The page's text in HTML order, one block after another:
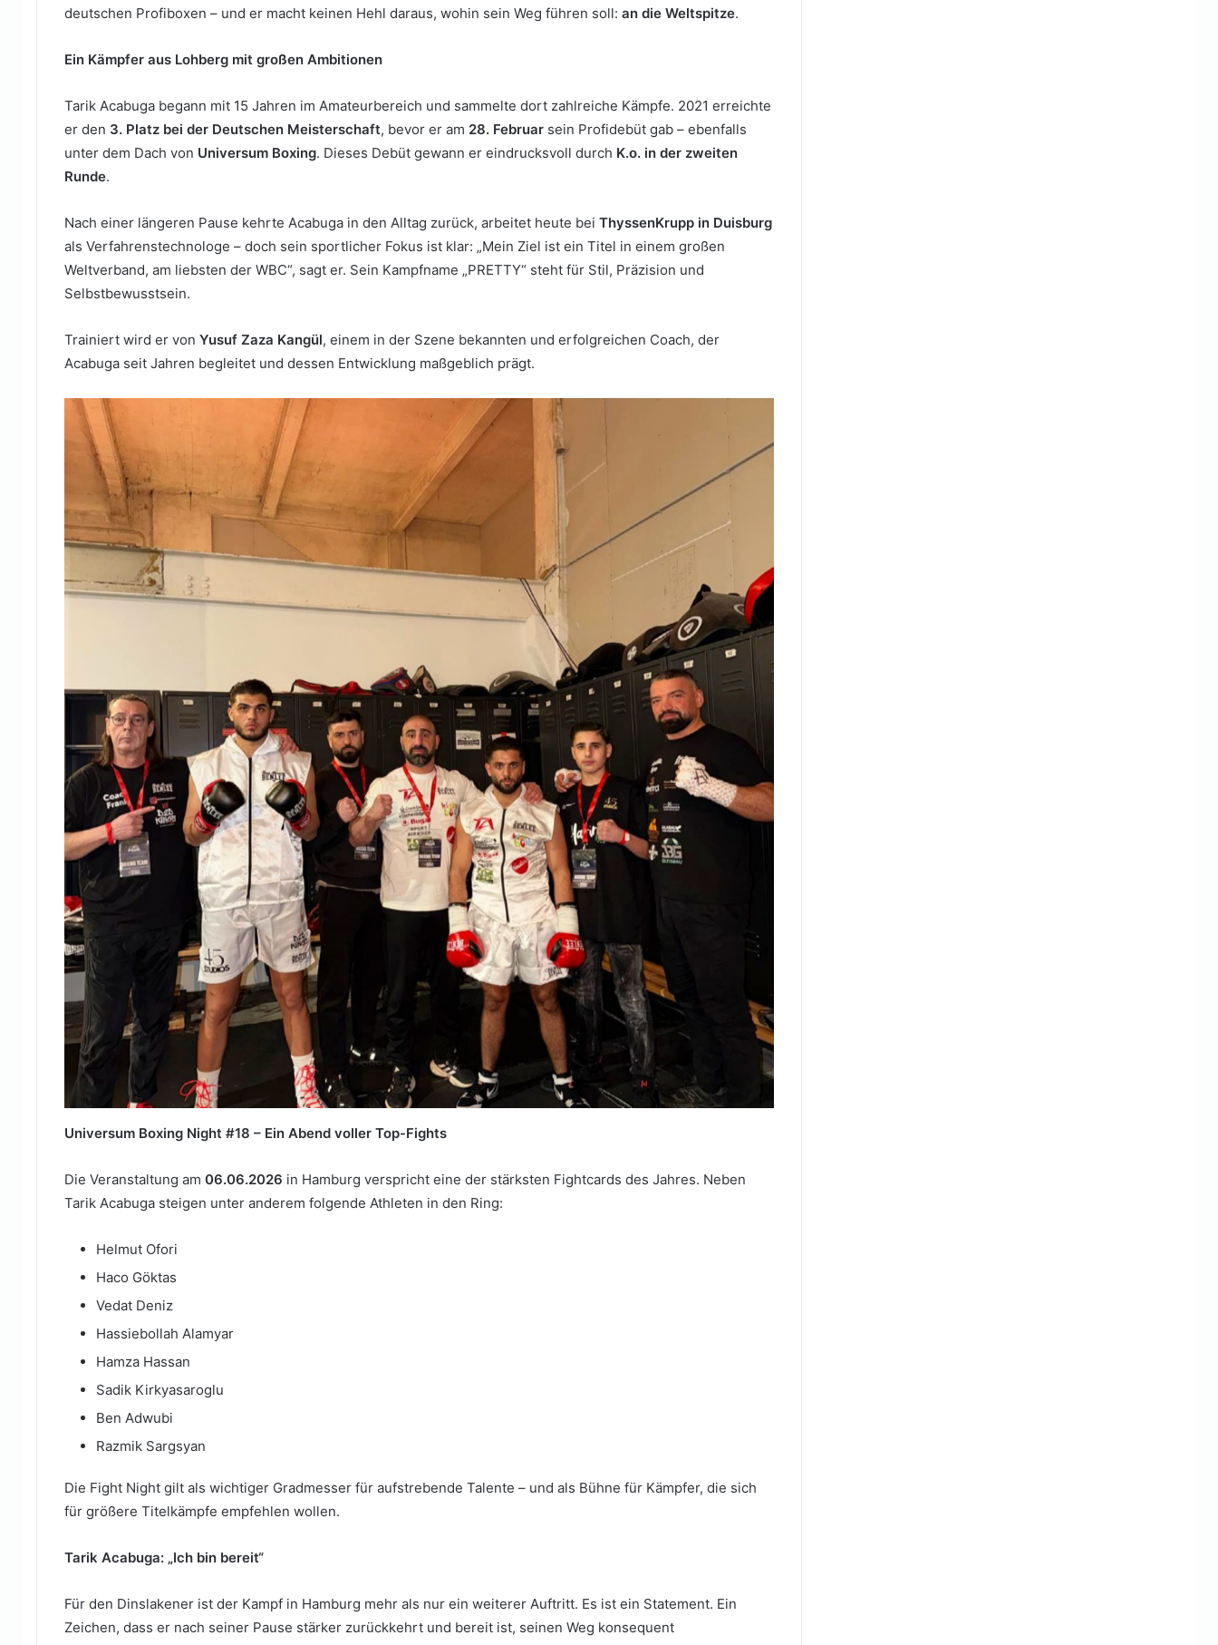
deutschen Profiboxen – und er macht keinen Hehl daraus, wohin sein Weg führen soll: an die Weltspitze.
Ein Kämpfer aus Lohberg mit großen Ambitionen
Tarik Acabuga begann mit 15 Jahren im Amateurbereich und sammelte dort zahlreiche Kämpfe. 2021 erreichte
er den 3. Platz bei der Deutschen Meisterschaft, bevor er am 28. Februar sein Profidebüt gab – ebenfalls
unter dem Dach von Universum Boxing. Dieses Debüt gewann er eindrucksvoll durch K.o. in der zweiten
Runde.
Nach einer längeren Pause kehrte Acabuga in den Alltag zurück, arbeitet heute bei ThyssenKrupp in Duisburg
als Verfahrenstechnologe – doch sein sportlicher Fokus ist klar: „Mein Ziel ist ein Titel in einem großen
Weltverband, am liebsten der WBC“, sagt er. Sein Kampfname „PRETTY“ steht für Stil, Präzision und
Selbstbewusstsein.
Trainiert wird er von Yusuf Zaza Kangül, einem in der Szene bekannten und erfolgreichen Coach, der
Acabuga seit Jahren begleitet und dessen Entwicklung maßgeblich prägt.
Universum Boxing Night #18 – Ein Abend voller Top-Fights
Die Veranstaltung am 06.06.2026 in Hamburg verspricht eine der stärksten Fightcards des Jahres. Neben
Tarik Acabuga steigen unter anderem folgende Athleten in den Ring:
Helmut Ofori
Haco Göktas
Vedat Deniz
Hassiebollah Alamyar
Hamza Hassan
Sadik Kirkyasaroglu
Ben Adwubi
Razmik Sargsyan
Die Fight Night gilt als wichtiger Gradmesser für aufstrebende Talente – und als Bühne für Kämpfer, die sich
für größere Titelkämpfe empfehlen wollen.
Tarik Acabuga: „Ich bin bereit“
Für den Dinslakener ist der Kampf in Hamburg mehr als nur ein weiterer Auftritt. Es ist ein Statement. Ein
Zeichen, dass er nach seiner Pause stärker zurückkehrt und bereit ist, seinen Weg konsequent